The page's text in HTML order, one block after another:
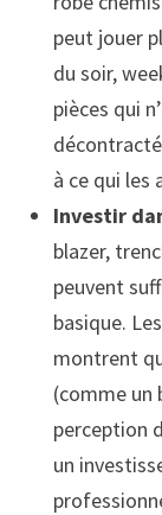
peut jouer
du soir,
pièces qui
à ce qui les
Investir
blazer,
peuvent
basique.
montrent
(comme un
perception
un